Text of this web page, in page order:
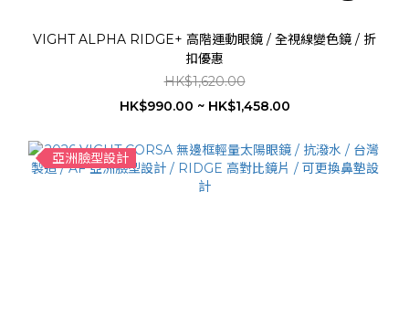
VIGHT ALPHA RIDGE+ 高階運動眼鏡 / 全視線變色鏡 / 折
扣優惠
HK$1,620.00
HK$990.00 ~ HK$1,458.00
亞洲臉型設計